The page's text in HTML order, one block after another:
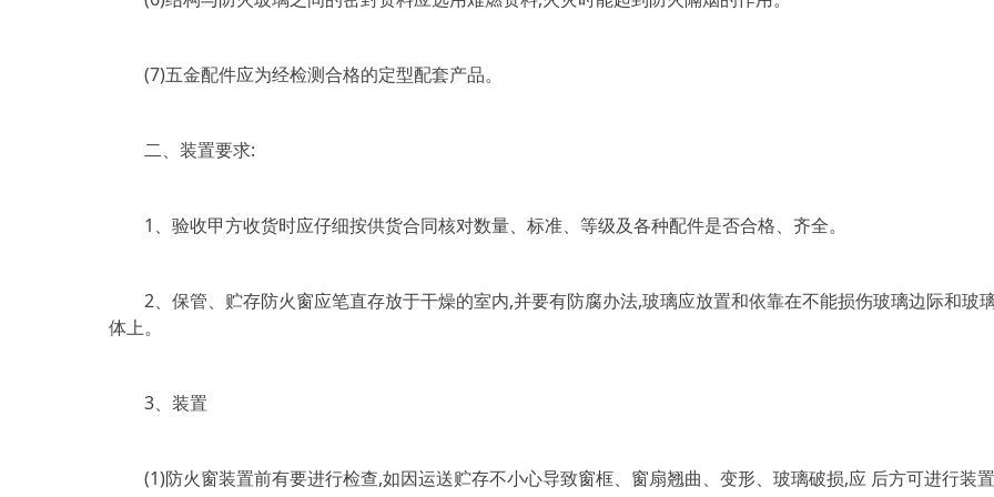
(7)五金配件应为经检测合格的定型配套产品。
二、装置要求:
1、验收甲方收货时应仔细按供货合同核对数量、标准、等级及各种配件是否合格、齐全。
2、保管、贮存防火窗应笔直存放于干燥的室内,并要有防腐办法,玻璃应放置和依靠在不能损伤玻璃边际和玻
体上。
3、装置
(1)防火窗装置前有要进行检查,如因运送贮存不小心导致窗框、窗扇翘曲、变形、玻璃破损,应 后方可进行装置